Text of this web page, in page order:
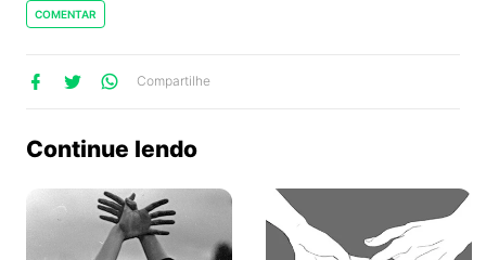
COMENTAR
Compartilhe
Continue lendo